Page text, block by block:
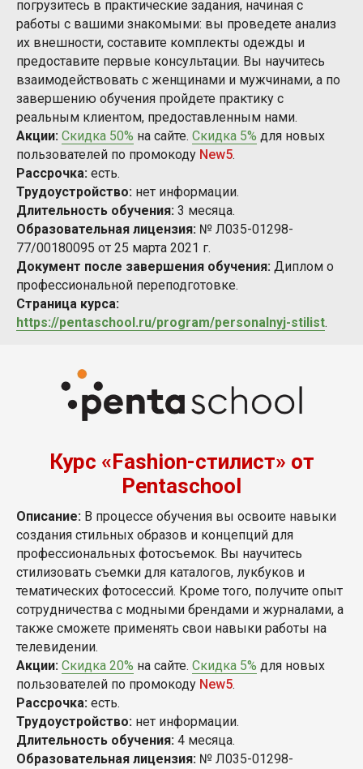
погрузитесь в практические задания, начиная с
работы с вашими знакомыми: вы проведете анализ
их внешности, составите комплекты одежды и
предоставите первые консультации. Вы научитесь
взаимодействовать с женщинами и мужчинами, а по
завершению обучения пройдете практику с
реальным клиентом, предоставленным нами.
Акции: Скидка 50% на сайте. Скидка 5% для новых
пользователей по промокоду New5.
Рассрочка: есть.
Трудоустройство: нет информации.
Длительность обучения: 3 месяца.
Образовательная лицензия: № Л035-01298-
77/00180095 от 25 марта 2021 г.
Документ после завершения обучения: Диплом о
профессиональной переподготовке.
Страница курса:
https://pentaschool.ru/program/personalnyj-stilist.
Курс «Fashion-стилист» от
Pentaschool
Описание: В процессе обучения вы освоите навыки
создания стильных образов и концепций для
профессиональных фотосъемок. Вы научитесь
стилизовать съемки для каталогов, лукбуков и
тематических фотосессий. Кроме того, получите опыт
сотрудничества с модными брендами и журналами, а
также сможете применять свои навыки работы на
телевидении.
Акции: Скидка 20% на сайте. Скидка 5% для новых
пользователей по промокоду New5.
Рассрочка: есть.
Трудоустройство: нет информации.
Длительность обучения: 4 месяца.
Образовательная лицензия: № Л035-01298-